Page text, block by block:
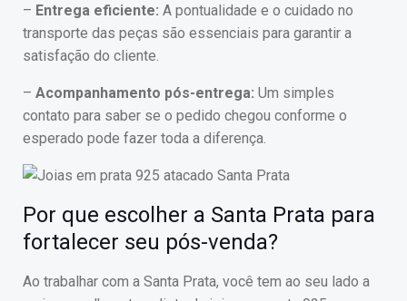
– Entrega eficiente: A pontualidade e o cuidado no
transporte das peças são essenciais para garantir a
satisfação do cliente.
– Acompanhamento pós-entrega: Um simples
contato para saber se o pedido chegou conforme o
esperado pode fazer toda a diferença.
Por que escolher a Santa Prata para
fortalecer seu pós-venda?
Ao trabalhar com a Santa Prata, você tem ao seu lado a